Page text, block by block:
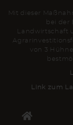
Mit dieser
bei der
Landwirtschaft
von 3
Link zum